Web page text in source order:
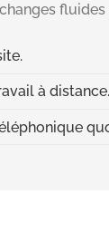
à distance.